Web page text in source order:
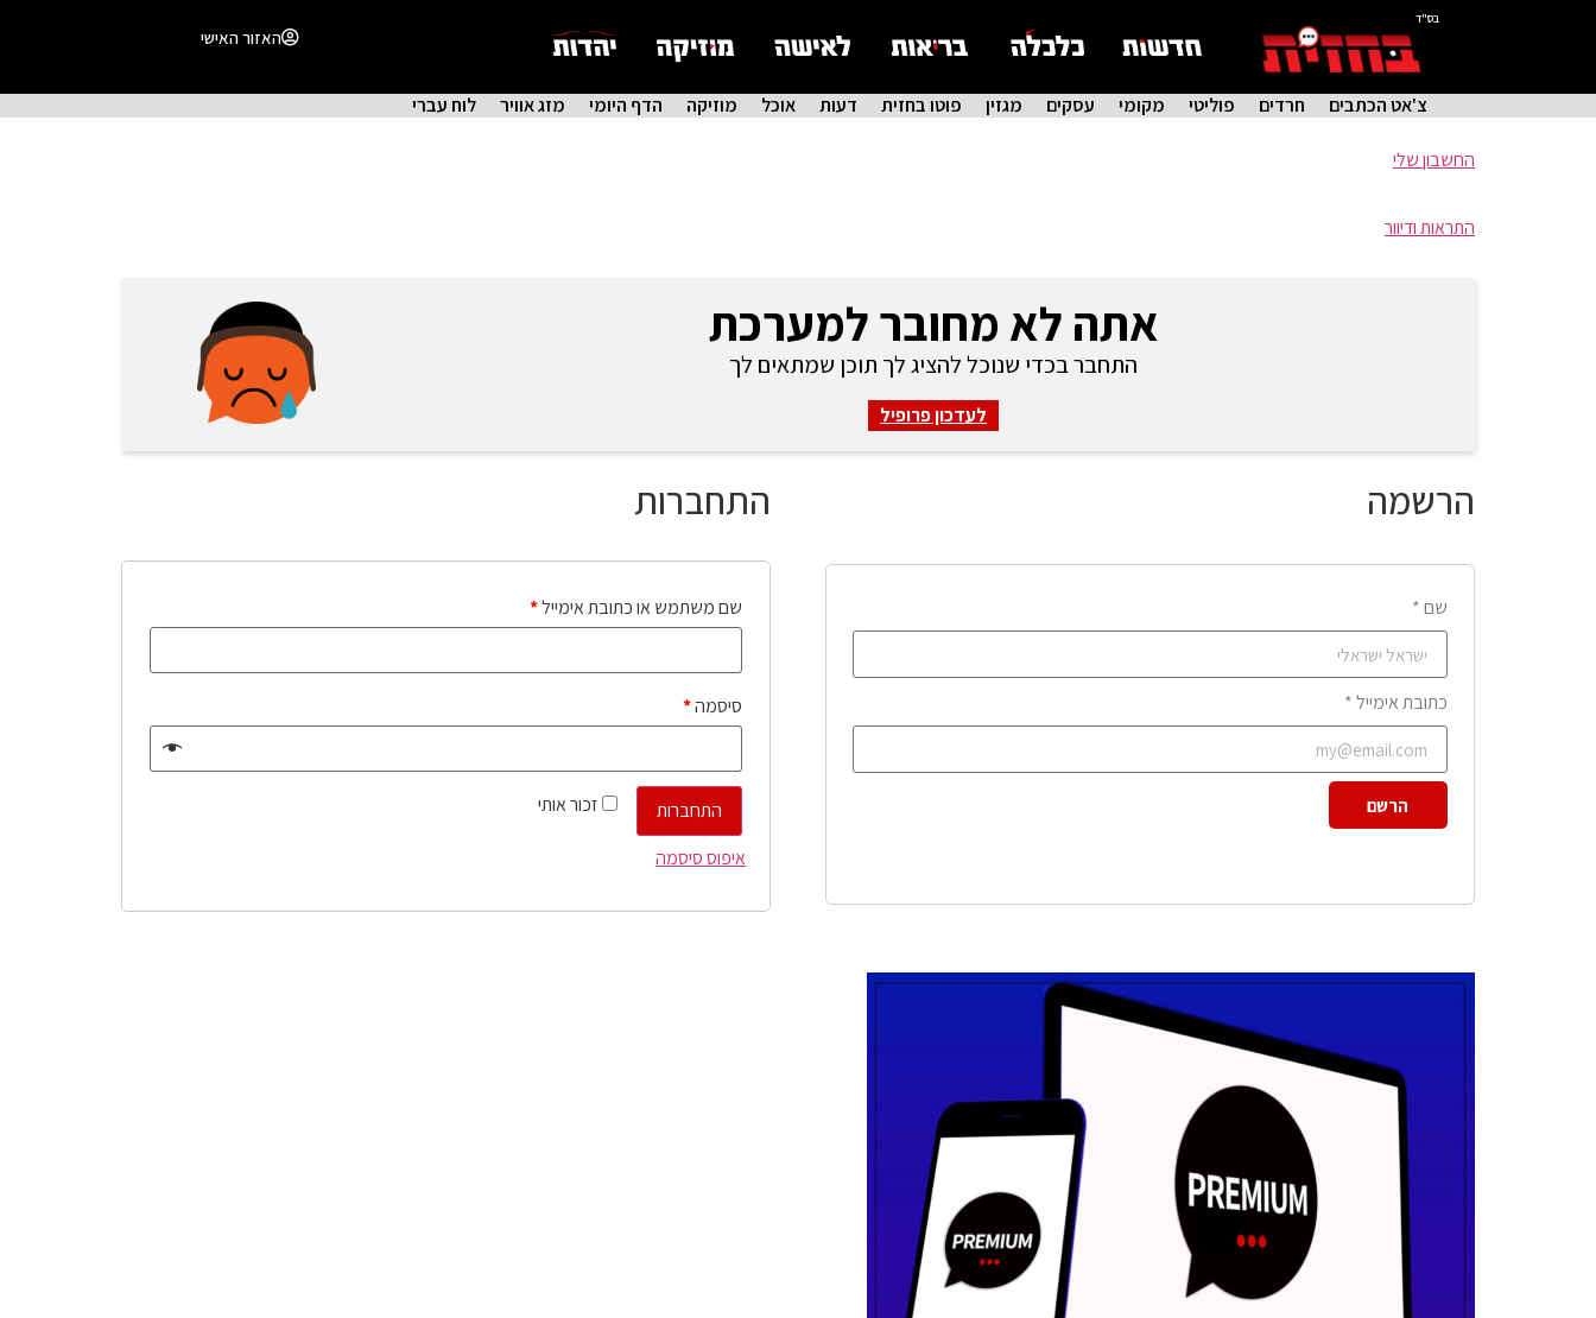
בס"ד
האזור האישי
צ'אט הכתבים חרדים פוליטי מקומי עסקים מגזין פוטו בחזית דעות אוכל מוזיקה הדף היומי מזג אוויר לוח עברי
החשבון שלי
התראות ודיוור
אתה לא מחובר למערכת
התחבר בכדי שנוכל להציג לך תוכן שמתאים לך
לעדכון פרופיל
התחברות
שם משתמש או כתובת אימייל*
סיסמה*
זכור אותי
התחברות
איפוס סיסמה
הרשמה
שם *
כתובת אימייל *
הרשם